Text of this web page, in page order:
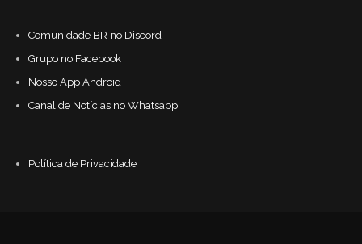
Comunidade BR no Discord
Grupo no Facebook
Nosso App Android
Canal de Notícias no Whatsapp
Política de Privacidade